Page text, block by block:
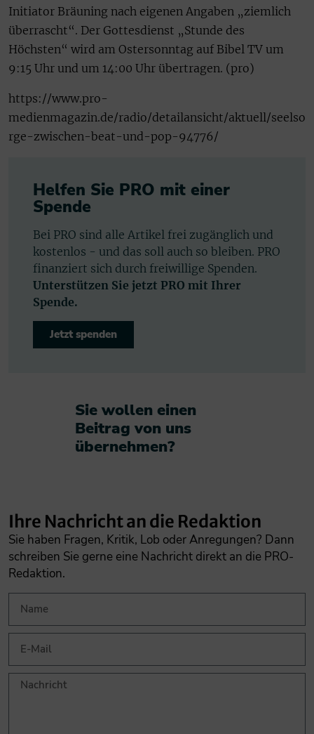
Initiator Bräuning nach eigenen Angaben „ziemlich
überrascht“. Der Gottesdienst „Stunde des
Höchsten“ wird am Ostersonntag auf Bibel TV um
9:15 Uhr und um 14:00 Uhr übertragen. (pro)
https://www.pro-
medienmagazin.de/radio/detailansicht/aktuell/seelso
rge-zwischen-beat-und-pop-94776/
Helfen Sie PRO mit einer
Spende
Bei PRO sind alle Artikel frei zugänglich und
kostenlos - und das soll auch so bleiben. PRO
finanziert sich durch freiwillige Spenden.
Unterstützen Sie jetzt PRO mit Ihrer
Spende.
Jetzt spenden
Sie wollen einen
Beitrag von uns
übernehmen?​
Ihre Nachricht an die Redaktion
Sie haben Fragen, Kritik, Lob oder Anregungen? Dann
schreiben Sie gerne eine Nachricht direkt an die PRO-
Redaktion.